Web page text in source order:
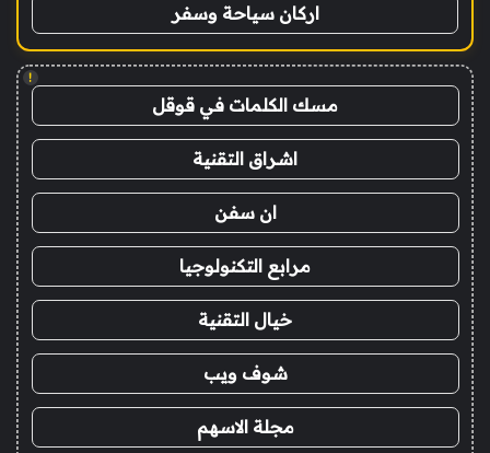
اركان سياحة وسفر
!
مسك الكلمات في قوقل
اشراق التقنية
ان سفن
مرابع التكنولوجيا
خيال التقنية
شوف ويب
مجلة الاسهم